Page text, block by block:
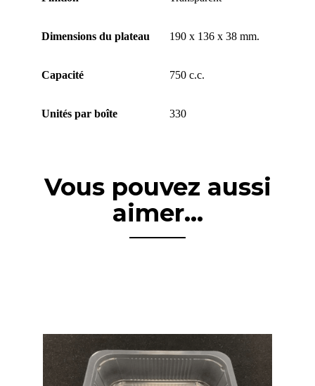
Dimensions du plateau 190 x 136 x 38 mm.
Capacité 750 c.c.
Unités par boîte 330
Vous pouvez aussi
aimer...